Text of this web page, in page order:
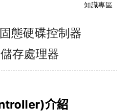
知識專區
態硬碟控制器
存處理器
介紹